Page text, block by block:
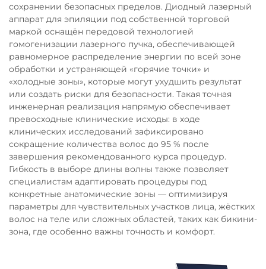
сохранении безопасных пределов. Диодный лазерный
аппарат для эпиляции под собственной торговой
маркой оснащён передовой технологией
гомогенизации лазерного пучка, обеспечивающей
равномерное распределение энергии по всей зоне
обработки и устраняющей «горячие точки» и
«холодные зоны», которые могут ухудшить результат
или создать риски для безопасности. Такая точная
инженерная реализация напрямую обеспечивает
превосходные клинические исходы: в ходе
клинических исследований зафиксировано
сокращение количества волос до 95 % после
завершения рекомендованного курса процедур.
Гибкость в выборе длины волны также позволяет
специалистам адаптировать процедуры под
конкретные анатомические зоны — оптимизируя
параметры для чувствительных участков лица, жёстких
волос на теле или сложных областей, таких как бикини-
зона, где особенно важны точность и комфорт.